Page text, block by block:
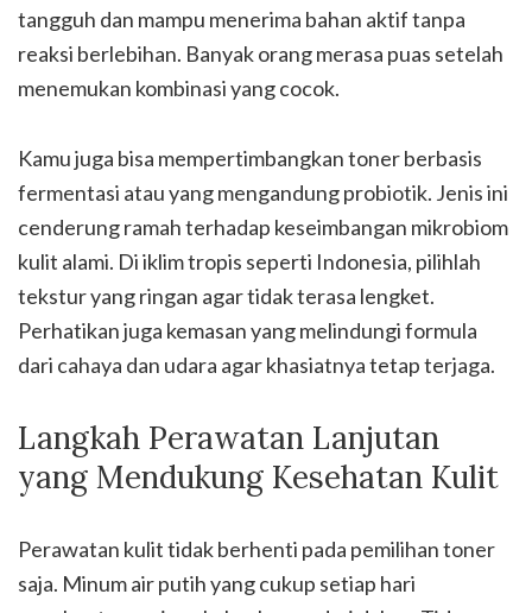
tangguh dan mampu menerima bahan aktif tanpa
reaksi berlebihan. Banyak orang merasa puas setelah
menemukan kombinasi yang cocok.
Kamu juga bisa mempertimbangkan toner berbasis
fermentasi atau yang mengandung probiotik. Jenis ini
cenderung ramah terhadap keseimbangan mikrobiom
kulit alami. Di iklim tropis seperti Indonesia, pilihlah
tekstur yang ringan agar tidak terasa lengket.
Perhatikan juga kemasan yang melindungi formula
dari cahaya dan udara agar khasiatnya tetap terjaga.
Langkah Perawatan Lanjutan
yang Mendukung Kesehatan Kulit
Perawatan kulit tidak berhenti pada pemilihan toner
saja. Minum air putih yang cukup setiap hari